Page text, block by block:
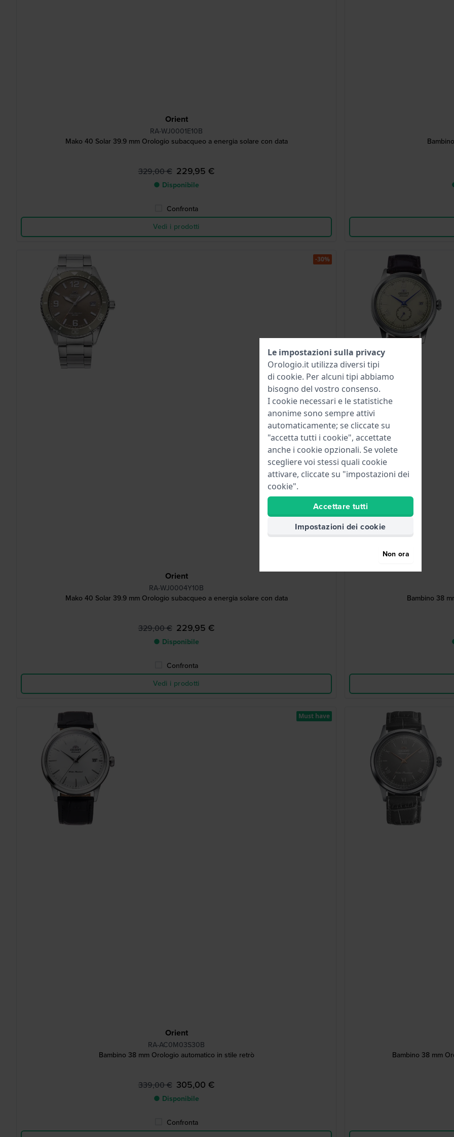
Orient
RA-WJ0001E10B
Mako 40 Solar 39.9 mm Orologio subacqueo a energia solare con data
329,00 € 229,95 €
● Disponibile
Confronta
Vedi i prodotti
Orient
RA-WJ0004Y10B
Mako 40 Solar 39.9 mm Orologio subacqueo a energia solare con data
329,00 € 229,95 €
● Disponibile
Confronta
Vedi i prodotti
-30%
Bambino 38
Orient
RA-AC0M03S30B
Bambino 38 mm Orologio automatico in stile retrò
339,00 € 305,00 €
● Disponibile
Confronta
Must have
Bambino 38 mm
Le impostazioni sulla privacy
Orologio.it utilizza diversi tipi
di cookie. Per alcuni tipi abbiamo
bisogno del vostro consenso.
I cookie necessari e le statistiche
anonime sono sempre attivi
automaticamente; se cliccate su
"accetta tutti i cookie", accettate
anche i cookie opzionali. Se volete
scegliere voi stessi quali cookie
attivare, cliccate su "impostazioni dei
cookie".
Accettare tutti
Impostazioni dei cookie
Non ora